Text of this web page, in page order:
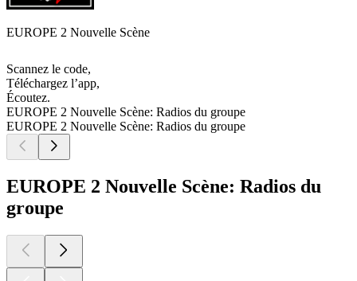
EUROPE 2 Nouvelle Scène
Scannez le code,
Téléchargez l’app,
Écoutez.
EUROPE 2 Nouvelle Scène: Radios du groupe
EUROPE 2 Nouvelle Scène: Radios du groupe
EUROPE 2 Nouvelle Scène: Radios du
groupe